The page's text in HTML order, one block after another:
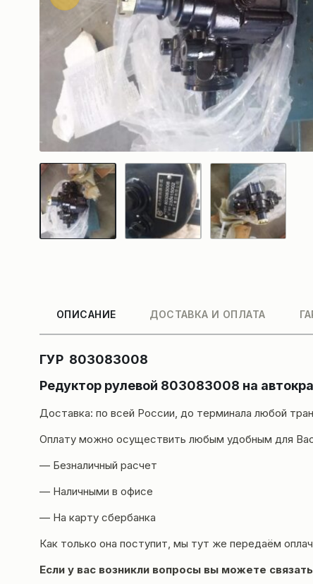
ОПИСАНИЕ ДОСТАВКА И ОПЛАТА
ГУР 803083008
Редуктор рулевой 803083008 на
Доставка: по всей России, до терминала любой
Оплату можно осуществить любым удобным для
— Безналичный расчет
— Наличными в офисе
— На карту сбербанка
Как только она поступит, мы тут же передаём
Если у вас возникли вопросы вы можете